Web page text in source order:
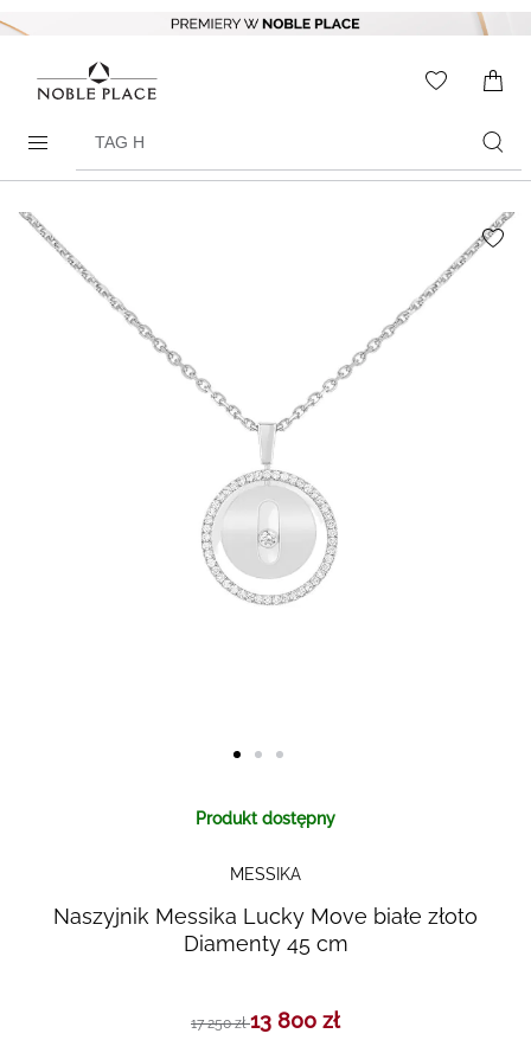
products
Produkt dostępny
MESSIKA
Naszyjnik Messika Lucky Move białe złoto
Diamenty 45 cm
Skip to
gallery
17 250 zł 13 800 zł